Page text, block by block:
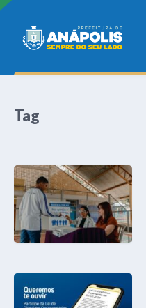
Tag